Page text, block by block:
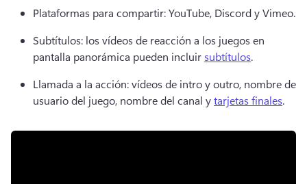
Plataformas para compartir: YouTube, Discord y Vimeo.
Subtítulos: los vídeos de reacción a los juegos en
pantalla panorámica pueden incluir subtítulos.
Llamada a la acción: vídeos de intro y outro, nombre de
usuario del juego, nombre del canal y tarjetas finales.